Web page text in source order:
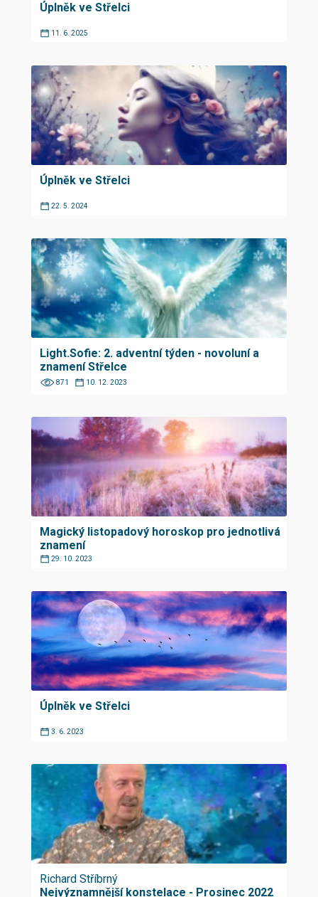
Úplněk ve Střelci
11. 6. 2025
Úplněk ve Střelci
22. 5. 2024
Light.Sofie: 2. adventní týden - novoluní a
znamení Střelce
871 10. 12. 2023
Magický listopadový horoskop pro jednotlivá
znamení
29. 10. 2023
Úplněk ve Střelci
3. 6. 2023
Richard Stříbrný
Nejvýznamnější konstelace - Prosinec 2022